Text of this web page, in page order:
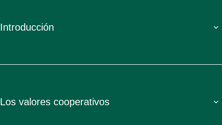
Introducción
Los valores cooperativos